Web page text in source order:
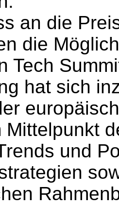
an die
die
Tech
hat sich
Mittelpunkt
und